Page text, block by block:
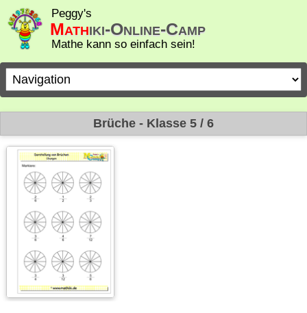
Peggy's
Mathiki-Online-Camp
Mathe kann so einfach sein!
Zielseite
Brüche - Klasse 5 / 6